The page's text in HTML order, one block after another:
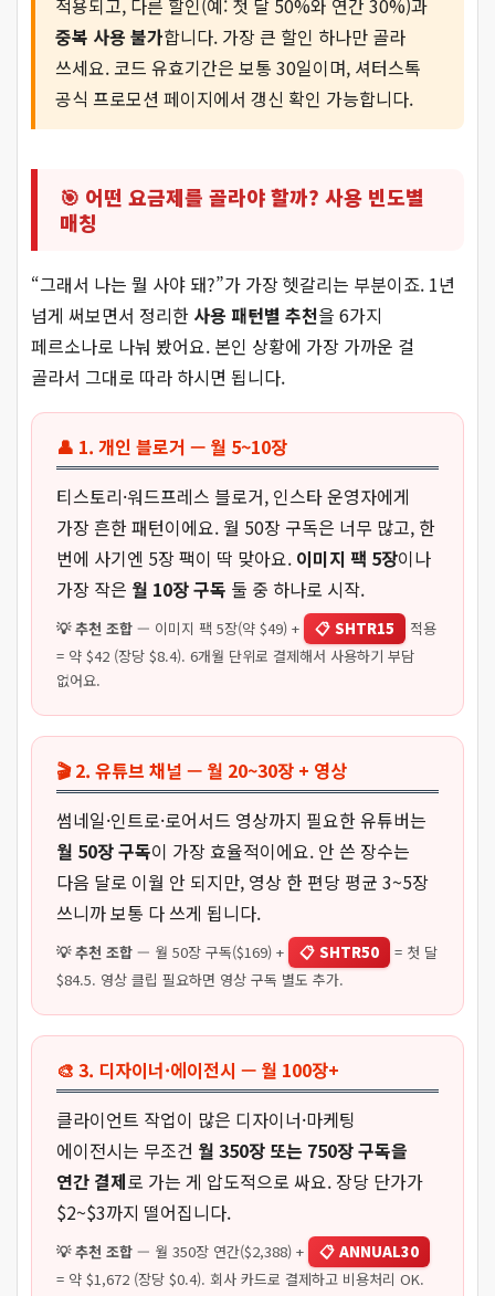
적용되고, 다른 할인(예: 첫 달 50%와 연간 30%)과
중복 사용 불가합니다. 가장 큰 할인 하나만 골라
쓰세요. 코드 유효기간은 보통 30일이며, 셔터스톡
공식 프로모션 페이지에서 갱신 확인 가능합니다.
🎯 어떤 요금제를 골라야 할까? 사용 빈도별
매칭
“그래서 나는 뭘 사야 돼?”가 가장 헷갈리는 부분이죠. 1년
넘게 써보면서 정리한 사용 패턴별 추천을 6가지
페르소나로 나눠 봤어요. 본인 상황에 가장 가까운 걸
골라서 그대로 따라 하시면 됩니다.
👤 1. 개인 블로거 — 월 5~10장
티스토리·워드프레스 블로거, 인스타 운영자에게
가장 흔한 패턴이에요. 월 50장 구독은 너무 많고, 한
번에 사기엔 5장 팩이 딱 맞아요. 이미지 팩 5장이나
가장 작은 월 10장 구독 둘 중 하나로 시작.
💡 추천 조합 — 이미지 팩 5장(약 $49) + 📋 SHTR15
적용
= 약 $42 (장당 $8.4). 6개월 단위로 결제해서 사용하기 부담
없어요.
🎬 2. 유튜브 채널 — 월 20~30장 + 영상
썸네일·인트로·로어서드 영상까지 필요한 유튜버는
월 50장 구독이 가장 효율적이에요. 안 쓴 장수는
다음 달로 이월 안 되지만, 영상 한 편당 평균 3~5장
쓰니까 보통 다 쓰게 됩니다.
💡 추천 조합 — 월 50장 구독($169) + 📋 SHTR50
= 첫 달
$84.5. 영상 클립 필요하면 영상 구독 별도 추가.
🎨 3. 디자이너·에이전시 — 월 100장+
클라이언트 작업이 많은 디자이너·마케팅
에이전시는 무조건 월 350장 또는 750장 구독을
연간 결제로 가는 게 압도적으로 싸요. 장당 단가가
$2~$3까지 떨어집니다.
💡 추천 조합 — 월 350장 연간($2,388) +
📋 ANNUAL30
= 약 $1,672 (장당 $0.4). 회사 카드로 결제하고 비용처리 OK.